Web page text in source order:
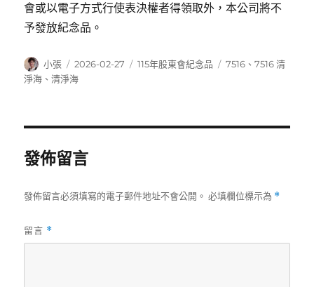
會或以電子方式行使表決權者得領取外，本公司將不
予發放紀念品。
作
者
小張
發
佈
2026-02-27
分
115年股東會紀念品
標
7516 、7516 清
淨海 、清淨海
發佈留言
發佈留言必須填寫的電子郵件地址不會公開。 必填欄位標示為 *
留言 *